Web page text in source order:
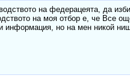
на федерацеята, да
на моя отбор е, че Все
информация, но на мен никой